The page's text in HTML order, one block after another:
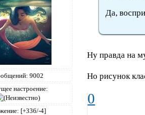
9002
настроение:
[+336/-4]
Да,
Ну правда на
Но рисунок
0